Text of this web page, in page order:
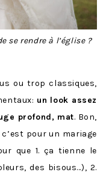
se rendre à l’église ?
ou trop classiques,
un look assez
profond, mat. Bon,
pour un mariage
que 1. ça tienne le
des bisous…), 2.